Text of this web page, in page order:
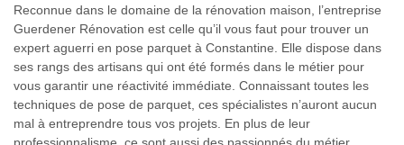
Reconnue dans le domaine de la rénovation maison, l’entreprise
Guerdener Rénovation est celle qu’il vous faut pour trouver un
expert aguerri en pose parquet à Constantine. Elle dispose dans
ses rangs des artisans qui ont été formés dans le métier pour
vous garantir une réactivité immédiate. Connaissant toutes les
techniques de pose de parquet, ces spécialistes n’auront aucun
mal à entreprendre tous vos projets. En plus de leur